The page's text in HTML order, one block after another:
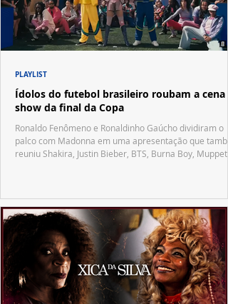
Ídolos do futebol brasileiro roubam a cena
show da final da Copa
Ronaldo Fenômeno e Ronaldinho Gaúcho dividiram o
palco com Madonna em uma apresentação que
reuniu Shakira, Justin Bieber, BTS, Burna Boy, Muppets,
PLAYLIST